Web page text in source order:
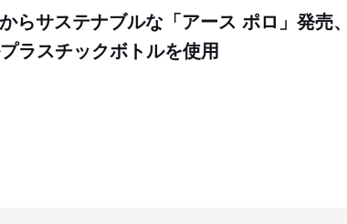
らサステナブルな「アース ポロ」発売、
ラスチックボトルを使用